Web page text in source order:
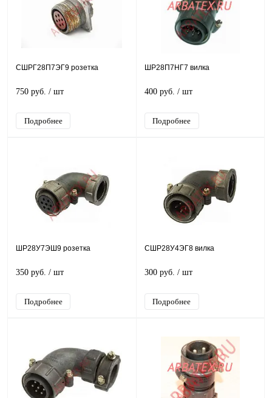
СШРГ28П7ЭГ9 розетка
750 руб. / шт
Подробнее
ШР28П7НГ7 вилка
400 руб. / шт
Подробнее
ШР28У7ЭШ9 розетка
350 руб. / шт
Подробнее
СШР28У4ЭГ8 вилка
300 руб. / шт
Подробнее